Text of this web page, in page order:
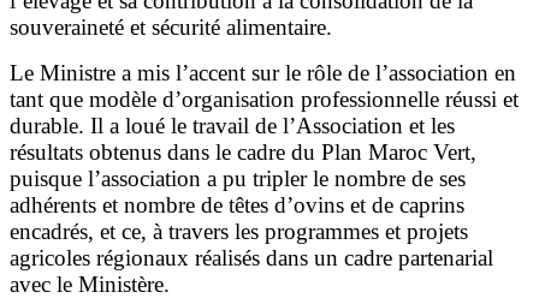
souveraineté et sécurité alimentaire.
Le Ministre a mis l’accent sur le rôle de l’association en
tant que modèle d’organisation professionnelle réussi et
durable. Il a loué le travail de l’Association et les
résultats obtenus dans le cadre du Plan Maroc Vert,
puisque l’association a pu tripler le nombre de ses
adhérents et nombre de têtes d’ovins et de caprins
encadrés, et ce, à travers les programmes et projets
agricoles régionaux réalisés dans un cadre partenarial
avec le Ministère.